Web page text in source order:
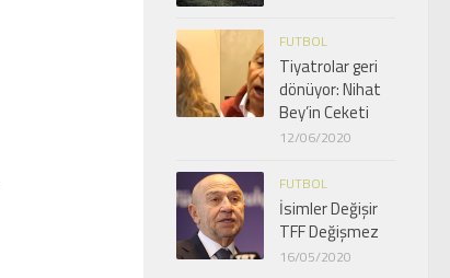
FUTBOL
Tiyatrolar geri
dönüyor: Nihat
Bey’in Ceketi
12/06/2020
FUTBOL
İsimler Değişir
TFF Değişmez
16/05/2020